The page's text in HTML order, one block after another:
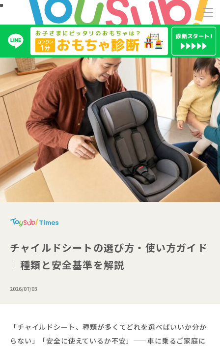
チャイルドシートの選び方・使い方ガイド
｜種類と安全基準を解説
2026/07/03
「チャイルドシート、種類が多くてどれを選べばいいか分か
らない」「安全に使えているか不安」——車に乗るご家庭に